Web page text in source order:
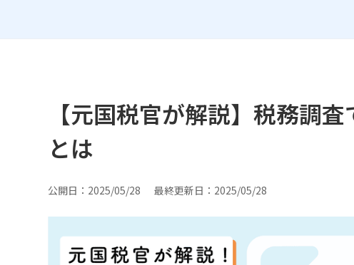
【元国税官が解説】税務調
とは
公開日： 2025/05/28 最終更新日： 2025/05/28